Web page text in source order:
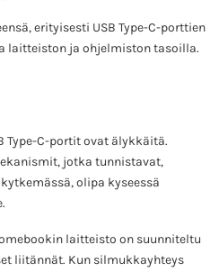
erityisesti USB Type-C-porttien
laitteiston ja ohjelmiston tasoilla.
Type-C-portit ovat älykkäitä.
jotka tunnistavat,
olipa kyseessä
laitteisto on suunniteltu
liitännät. Kun silmukkayhteys